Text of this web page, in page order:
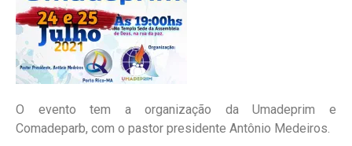
O evento tem a organização da Umadeprim e
Comadeparb, com o pastor presidente Antônio Medeiros.